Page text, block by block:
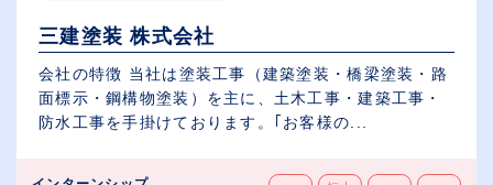
三建塗装 株式会社
会社の特徴 当社は塗装工事（建築塗装・橋梁塗装・路
面標示・鋼構物塗装）を主に、土木工事・建築工事・
防水工事を手掛けております。｢お客様の...